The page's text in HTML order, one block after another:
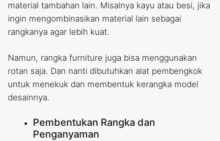
material tambahan lain. Misalnya kayu atau besi, jika
ingin mengombinasikan material lain sebagai
rangkanya agar lebih kuat.
Namun, rangka furniture juga bisa menggunakan
rotan saja. Dan nanti dibutuhkan alat pembengkok
untuk menekuk dan membentuk kerangka model
desainnya.
Pembentukan Rangka dan
Penganyaman